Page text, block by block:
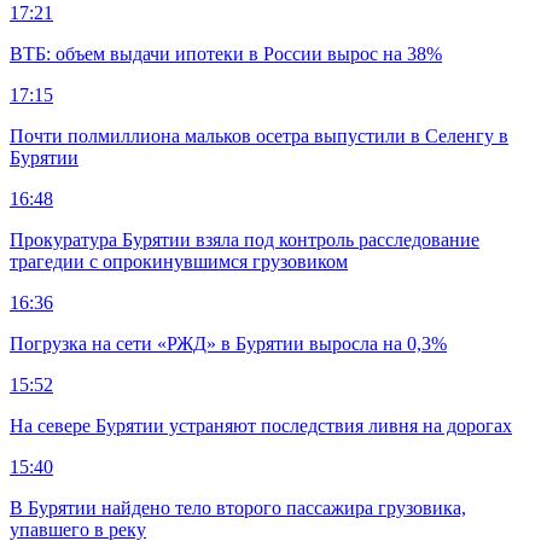
17:21
ВТБ: объем выдачи ипотеки в России вырос на 38%
17:15
Почти полмиллиона мальков осетра выпустили в Селенгу в
Бурятии
16:48
Прокуратура Бурятии взяла под контроль расследование
трагедии с опрокинувшимся грузовиком
16:36
Погрузка на сети «РЖД» в Бурятии выросла на 0,3%
15:52
На севере Бурятии устраняют последствия ливня на дорогах
15:40
В Бурятии найдено тело второго пассажира грузовика,
упавшего в реку